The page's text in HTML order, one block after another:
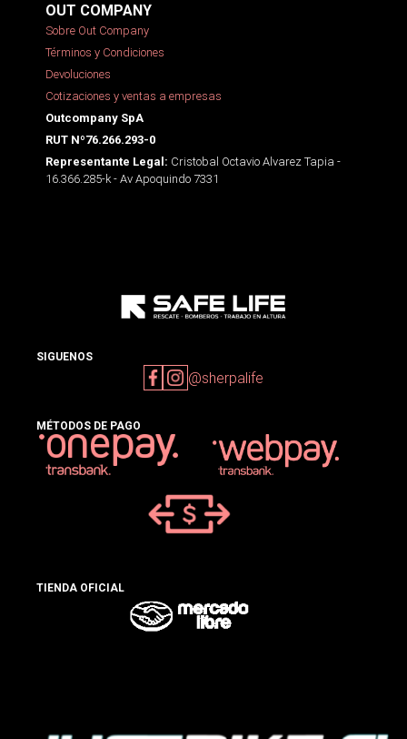
OUT COMPANY
Sobre Out Company
Términos y Condiciones
Devoluciones
Cotizaciones y ventas a empresas
Outcompany SpA
RUT Nº76.266.293-0
Representante Legal: Cristobal Octavio Alvarez Tapia -
16.366.285-k - Av Apoquindo 7331
SIGUENOS
@sherpalife
MÉTODOS DE PAGO
TIENDA OFICIAL